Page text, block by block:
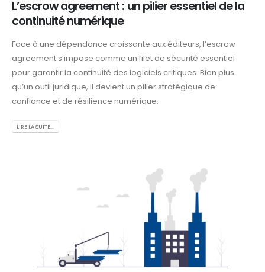
L’escrow agreement : un pilier essentiel de la
continuité numérique
Face à une dépendance croissante aux éditeurs, l’escrow
agreement s’impose comme un filet de sécurité essentiel
pour garantir la continuité des logiciels critiques. Bien plus
qu’un outil juridique, il devient un pilier stratégique de
confiance et de résilience numérique.
LIRE LA SUITE...